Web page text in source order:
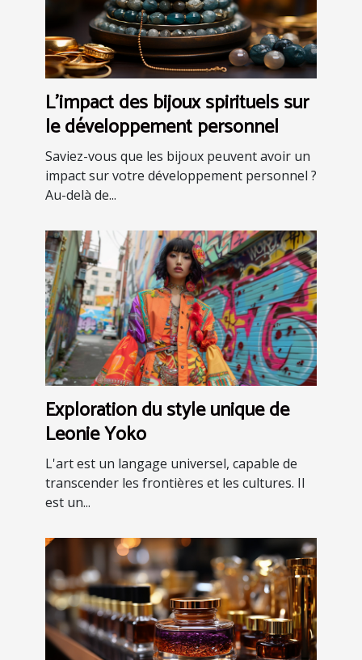
L'impact des bijoux spirituels sur
le développement personnel
Saviez-vous que les bijoux peuvent avoir un
impact sur votre développement personnel ?
Au-delà de...
Exploration du style unique de
Leonie Yoko
L'art est un langage universel, capable de
transcender les frontières et les cultures. Il
est un...